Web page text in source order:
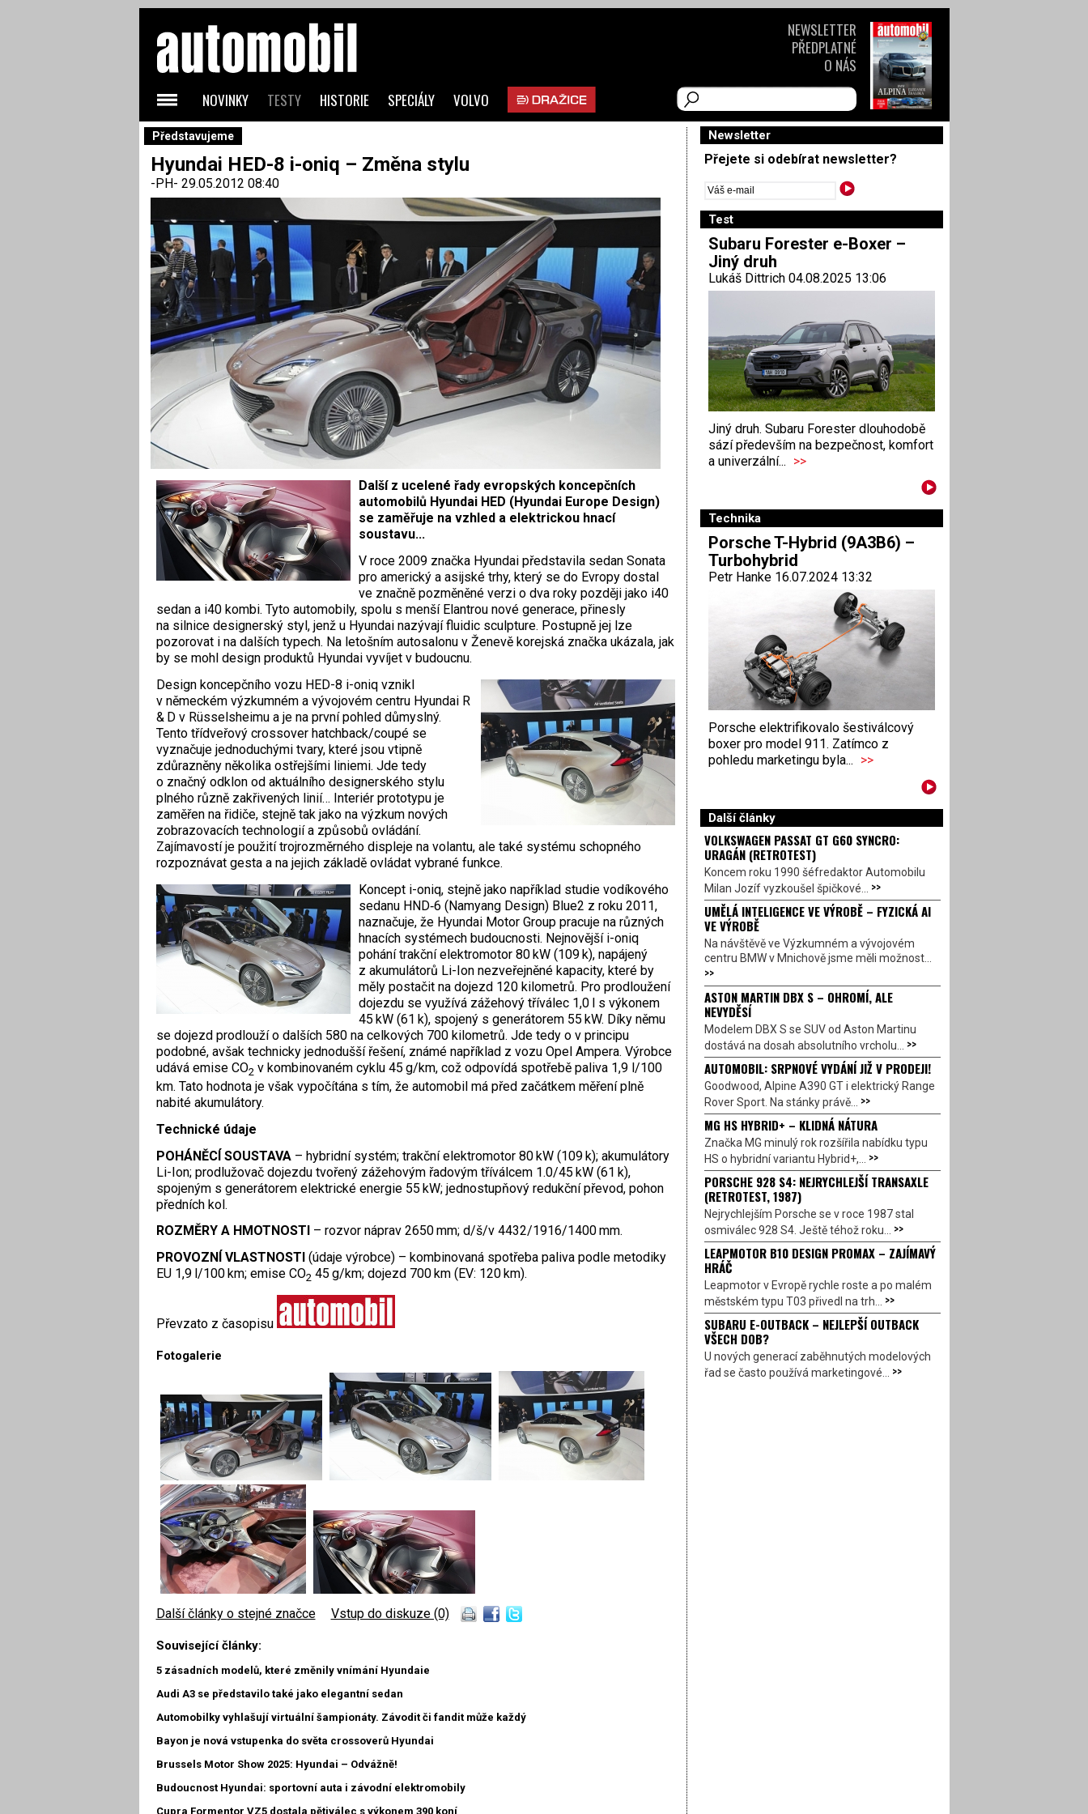
Představujeme
Hyundai HED-8 i-oniq – Změna stylu
-PH- 29.05.2012 08:40
Další z ucelené řady evropských koncepčních
automobilů Hyundai HED (Hyundai Europe Design)
se zaměřuje na vzhled a elektrickou hnací
soustavu...
V roce 2009 značka Hyundai představila sedan Sonata
pro americký a asijské trhy, který se do Evropy dostal
ve značně pozměněné verzi o dva roky později jako i40
sedan a i40 kombi. Tyto automobily, spolu s menší Elantrou nové generace, přinesly
na silnice designerský styl, jenž u Hyundai nazývají fluidic sculpture. Postupně jej lze
pozorovat i na dalších typech. Na letošním autosalonu v Ženevě korejská značka ukázala, jak
by se mohl design produktů Hyundai vyvíjet v budoucnu.
Design koncepčního vozu HED-8 i-oniq vznikl
v německém výzkumném a vývojovém centru Hyundai R
& D v Rüsselsheimu a je na první pohled důmyslný.
Tento třídveřový cross­over hatchback/coupé se
vyznačuje jednoduchými tvary, které jsou vtipně
zdůrazněny několika ostřejšími liniemi. Jde tedy
o značný odklon od aktuálního designerského stylu
plného různě zakřivených linií… Interiér prototypu je
zaměřen na řidiče, stejně tak jako na výzkum nových
zobrazovacích technologií a způsobů ovládání.
Zajímavostí je použití trojrozměrného displeje na volantu, ale také systému schopného
rozpoznávat gesta a na jejich základě ovládat vybrané funkce.
Koncept i-oniq, stejně jako například studie vodíkového
sedanu HND‑6 (Namyang Design) Blue2 z roku 2011,
naznačuje, že Hyundai Motor Group pracuje na různých
hnacích systémech budoucnosti. Nejnovější i-oniq
pohání trakční elektromotor 80 kW (109 k), napájený
z akumulátorů Li-Ion nezveřejněné kapacity, které by
měly postačit na dojezd 120 kilometrů. Pro prodloužení
dojezdu se využívá zážehový tříválec 1,0 l s výkonem
45 kW (61 k), spojený s generátorem 55 kW. Díky němu
se dojezd prodlouží o dalších 580 na celkových 700 kilometrů. Jde tedy o v principu
podobné, avšak technicky jednodušší řešení, známé například z vozu Opel Ampera. Výrobce
udává emise CO2 v kombinovaném cyklu 45 g/km, což odpovídá spotřebě paliva 1,9 l/100
km. Tato hodnota je však vypočí­tána s tím, že automobil má před začátkem měření plně
nabité akumulátory.
Technické údaje
POHÁNĚCÍ SOUSTAVA– hybridní systém; trakční elektromotor 80 kW (109 k); akumulátory
Li-Ion; prodlužovač dojezdu tvořený zážehovým řadovým tříválcem 1.0/45 kW (61 k),
spojeným s generátorem elektrické energie 55 kW; jednostupňový redukční převod, pohon
předních kol.
ROZMĚRY A HMOTNOSTI – rozvor náprav 2650 mm; d/š/v 4432/1916/1400 mm.
PROVOZNÍ VLASTNOSTI (údaje výrobce) – kombinovaná spotřeba paliva podle metodiky
EU 1,9 l/100 km; emise CO2 45 g/km; dojezd 700 km (EV: 120 km).
Převzato z časopisu
Fotogalerie
Další články o stejné značce Vstup do diskuze (0)
Související články:
5 zásadních modelů, které změnily vnímání Hyundaie
Audi A3 se představilo také jako elegantní sedan
Automobilky vyhlašují virtuální šampionáty. Závodit či fandit může každý
Bayon je nová vstupenka do světa crossoverů Hyundai
Brussels Motor Show 2025: Hyundai – Odvážně!
Budoucnost Hyundai: sportovní auta i závodní elektromobily
Cupra Formentor VZ5 dostala pětiválec s výkonem 390 koní
Newsletter
Přejete si odebírat newsletter?
Test
Subaru Forester e-Boxer –
Jiný druh
Lukáš Dittrich 04.08.2025 13:06
Jiný druh. Subaru Forester dlouhodobě
sází především na bezpečnost, komfort
a univerzální... >>
Technika
Porsche T-Hybrid (9A3B6) –
Turbohybrid
Petr Hanke 16.07.2024 13:32
Porsche elektrifikovalo šestiválcový
boxer pro model 911. Zatímco z
pohledu marketingu byla... >>
Další články
VOLKSWAGEN PASSAT GT G60 SYNCRO:
URAGÁN (RETROTEST)
Koncem roku 1990 šéfredaktor Automobilu
Milan Jozíf vyzkoušel špičkové... >>
UMĚLÁ INTELIGENCE VE VÝROBĚ – FYZICKÁ AI
VE VÝROBĚ
Na návštěvě ve Výzkumném a vývojovém
centru BMW v Mnichově jsme měli možnost...
>>
ASTON MARTIN DBX S – OHROMÍ, ALE
NEVYDĚSÍ
Modelem DBX S se SUV od Aston Martinu
dostává na dosah absolutního vrcholu... >>
AUTOMOBIL: SRPNOVÉ VYDÁNÍ JIŽ V PRODEJI!
Goodwood, Alpine A390 GT i elektrický Range
Rover Sport. Na stánky právě... >>
MG HS HYBRID+ – KLIDNÁ NÁTURA
Značka MG minulý rok rozšířila nabídku typu
HS o hybridní variantu Hybrid+,... >>
PORSCHE 928 S4: NEJRYCHLEJŠÍ TRANSAXLE
(RETROTEST, 1987)
Nejrychlejším Porsche se v roce 1987 stal
osmiválec 928 S4. Ještě téhož roku... >>
LEAPMOTOR B10 DESIGN PROMAX – ZAJÍMAVÝ
HRÁČ
Leapmotor v Evropě rychle roste a po malém
městském typu T03 přivedl na trh... >>
SUBARU E-OUTBACK – NEJLEPŠÍ OUTBACK
VŠECH DOB?
U nových generací zaběhnutých modelových
řad se často používá marketingové... >>
NOVINKY TESTY HISTORIE SPECIÁLY VOLVO
NEWSLETTER
PŘEDPLATNÉ
O NÁS